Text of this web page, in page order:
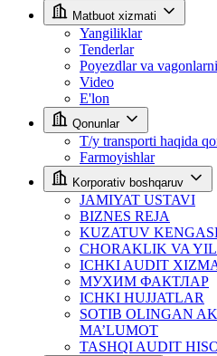
Matbuot xizmati
Yangiliklar
Tenderlar
Poyezdlar va
Video
E'lon
Qonunlar
T/y transporti haqida
Farmoyishlar
Korporativ boshqaruv
JAMIYAT USTAVI
BIZNES REJA
KUZATUV
CHORAKLIK VA
ICHKI AUDIT
МУХИМ ФАКТЛАР
ICHKI HUJJATLAR
SOTIB OLINGAN
MA’LUMOT
TASHQI AUDIT